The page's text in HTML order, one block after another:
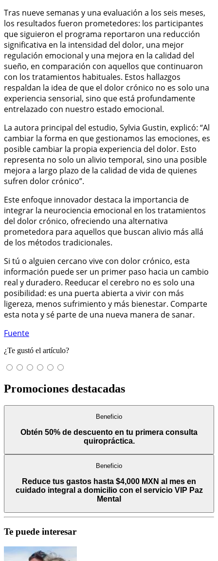
Tras nueve semanas y una evaluación a los seis meses,
los resultados fueron prometedores: los participantes
que siguieron el programa reportaron una reducción
significativa en la intensidad del dolor, una mejor
regulación emocional y una mejora en la calidad del
sueño, en comparación con aquellos que continuaron
con los tratamientos habituales. Estos hallazgos
respaldan la idea de que el dolor crónico no es solo una
experiencia sensorial, sino que está profundamente
entrelazado con nuestro estado emocional.
La autora principal del estudio, Sylvia Gustin, explicó: “Al
cambiar la forma en que gestionamos las emociones, es
posible cambiar la propia experiencia del dolor. Esto
representa no solo un alivio temporal, sino una posible
mejora a largo plazo de la calidad de vida de quienes
sufren dolor crónico”.
Este enfoque innovador destaca la importancia de
integrar la neurociencia emocional en los tratamientos
del dolor crónico, ofreciendo una alternativa
prometedora para aquellos que buscan alivio más allá
de los métodos tradicionales.
Si tú o alguien cercano vive con dolor crónico, esta
información puede ser un primer paso hacia un cambio
real y duradero. Reeducar el cerebro no es solo una
posibilidad: es una puerta abierta a vivir con más
ligereza, menos sufrimiento y más bienestar. Comparte
esta nota y sé parte de una nueva manera de sanar.
Fuente
¿Te gustó el artículo?
Promociones destacadas
Beneficio
Obtén 50% de descuento en tu primera consulta
quiropráctica.
Beneficio
Reduce tus gastos hasta $4,000 MXN al mes en
cuidado integral a domicilio con el servicio VIP Paz
Mental
Te puede interesar